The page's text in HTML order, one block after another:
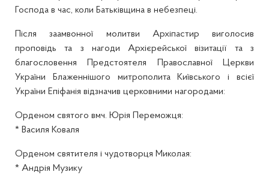
Господа в час, коли Батьківщина в небезпеці.
Після заамвонної молитви Архіпастир виголосив
проповідь та з нагоди Архієрейської візитації та з
благословення Предстоятеля Православної Церкви
України Блаженнішого митрополита Київського і всієї
України Епіфанія відзначив церковними нагородами:
Орденом святого вмч. Юрія Переможця:
* Василя Коваля
Орденом святителя і чудотворця Миколая:
* Андрія Музику